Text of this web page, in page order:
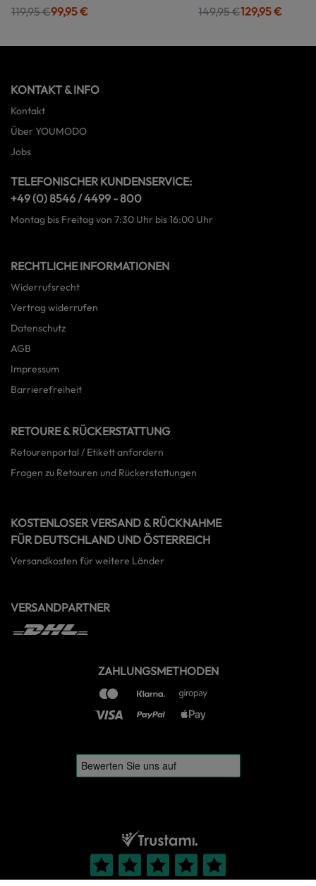
119,95 €99,95 € 149,95 €129,95 €
KONTAKT & INFO
Kontakt
Über YOUMODO
Jobs
TELEFONISCHER KUNDENSERVICE:
+49 (0) 8546 / 4499 - 800
Montag bis Freitag von 7:30 Uhr bis 16:00 Uhr
RECHTLICHE INFORMATIONEN
Widerrufsrecht
Vertrag widerrufen
Datenschutz
AGB
Impressum
Barrierefreiheit
RETOURE & RÜCKERSTATTUNG
Retourenportal / Etikett anfordern
Fragen zu Retouren und Rückerstattungen
KOSTENLOSER VERSAND & RÜCKNAHME
FÜR DEUTSCHLAND UND ÖSTERREICH
Versandkosten für weitere Länder
VERSANDPARTNER
ZAHLUNGSMETHODEN